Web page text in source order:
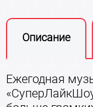
Описание
Ежегодная